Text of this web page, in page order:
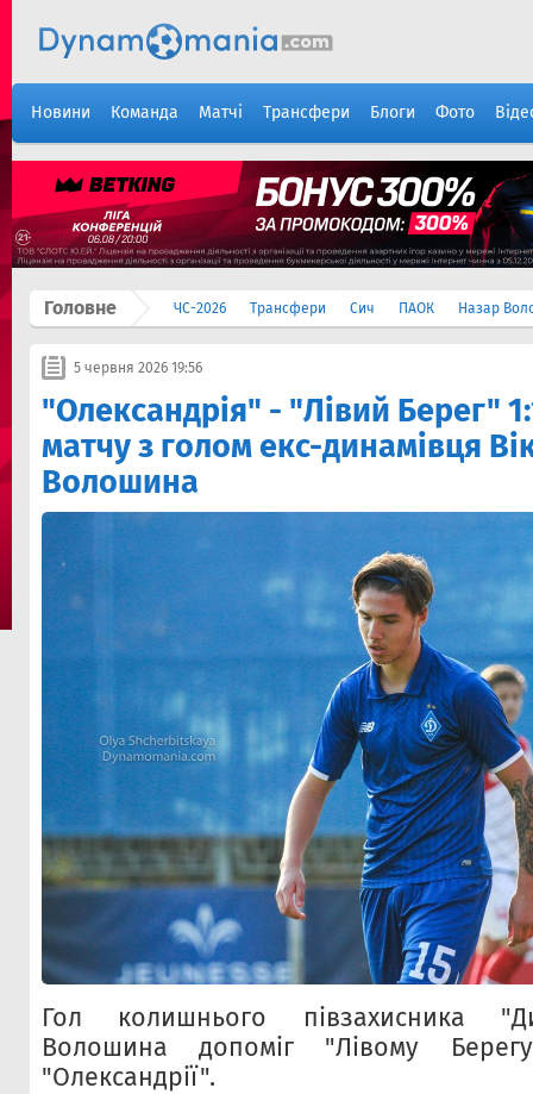
Новини Команда Матчі Трансфери Блоги Фото
Головне ЧС-2026 Трансфери Сич ПАОК Назар
5 червня 2026 19:56
"Олександрія" - "Лівий Берег"
матчу з голом екс-динамівця
Волошина
Гол колишнього півзахисника
Волошина допоміг "Лівому
"Олександрії".